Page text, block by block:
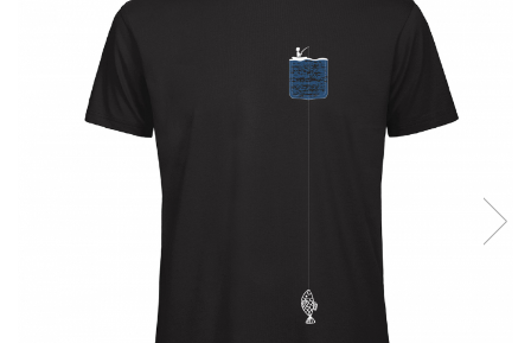
Bluze de trening | Bluze tehnice
Șepci și căciuli
Simboluri tradiționale
Tricouri cu mesaje de bine